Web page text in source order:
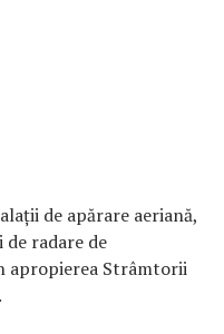
de apărare aeriană,
radare de
apropierea Strâmtorii